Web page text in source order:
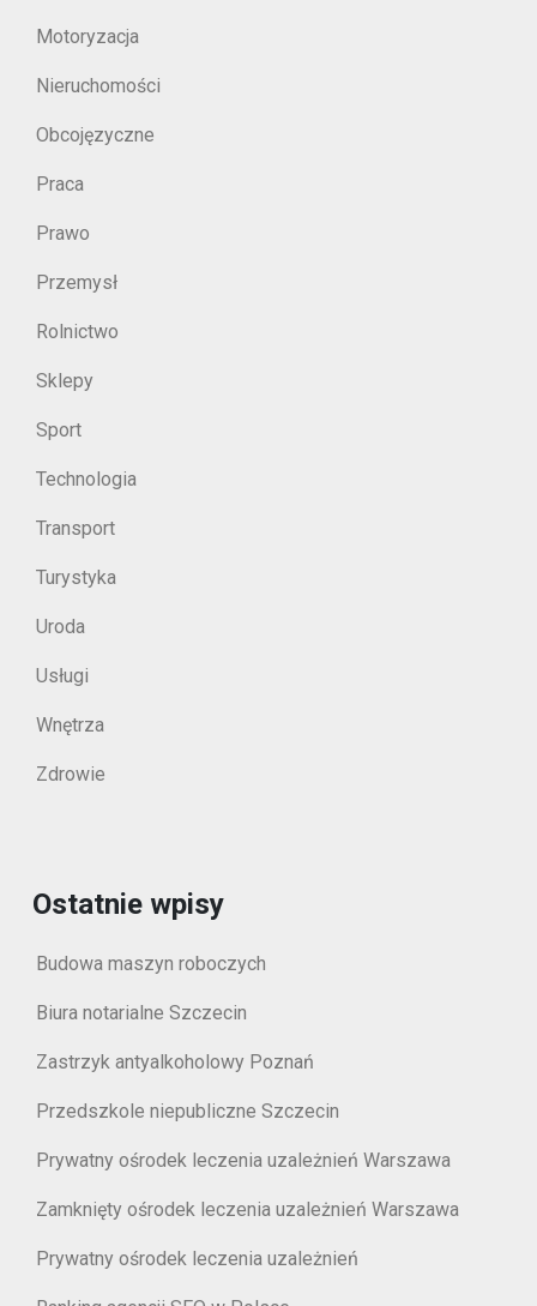
Motoryzacja
Nieruchomości
Obcojęzyczne
Praca
Prawo
Przemysł
Rolnictwo
Sklepy
Sport
Technologia
Transport
Turystyka
Uroda
Usługi
Wnętrza
Zdrowie
Ostatnie wpisy
Budowa maszyn roboczych
Biura notarialne Szczecin
Zastrzyk antyalkoholowy Poznań
Przedszkole niepubliczne Szczecin
Prywatny ośrodek leczenia uzależnień Warszawa
Zamknięty ośrodek leczenia uzależnień Warszawa
Prywatny ośrodek leczenia uzależnień